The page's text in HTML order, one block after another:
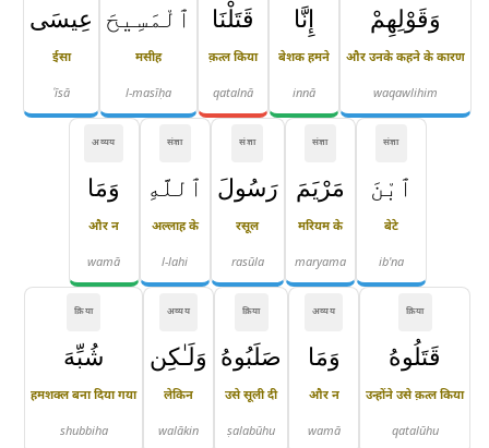
وَقَوْلِهِمْ
और उनके कहने के कारण
waqawlihim
إِنَّا
बेशक हमने
innā
قَتَلْنَا
क़त्ल किया
qatalnā
ٱلْمَسِيحَ
मसीह
l-masīḥa
عِيسَى
ईसा
ʿīsā
संज्ञा
ٱبْنَ
बेटे
ib'na
संज्ञा
مَرْيَمَ
मरियम के
maryama
संज्ञा
رَسُولَ
रसूल
rasūla
संज्ञा
ٱللَّهِ
अल्लाह के
l-lahi
अव्यय
وَمَا
और न
wamā
क्रिया
قَتَلُوهُ
उन्होंने उसे क़त्ल किया
qatalūhu
अव्यय
وَمَا
और न
wamā
क्रिया
صَلَبُوهُ
उसे सूली दी
ṣalabūhu
अव्यय
وَلَـٰكِن
लेकिन
walākin
क्रिया
شُبِّهَ
हमशक्ल बना दिया गया
shubbiha